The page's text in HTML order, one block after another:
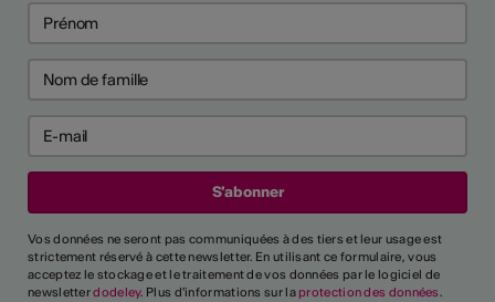
Vos données ne seront pas communiquées à des tiers et leur usage est
strictement réservé à cette newsletter. En utilisant ce formulaire, vous
acceptez le stockage et le traitement de vos données par le logiciel de
newsletterdodeley. Plus d'informations sur la protection des données.